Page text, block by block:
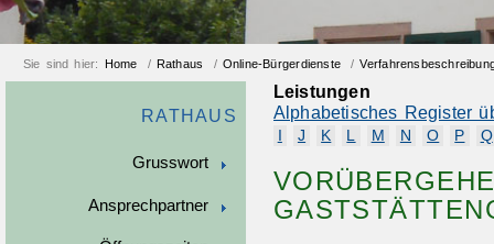
Sie sind hier: Home / Rathaus / Online-Bürgerdienste /
RATHAUS
Grusswort
Ansprechpartner
Leistungen
Alphabetisches Register
J K L M N O P Q